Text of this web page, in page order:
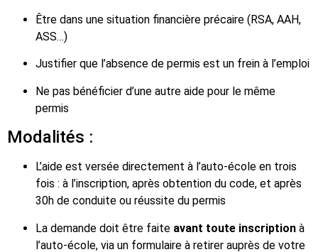
Être dans une situation financière précaire (RSA, AAH,
ASS…)
Justifier que l’absence de permis est un frein à l’emploi
Ne pas bénéficier d’une autre aide pour le même
permis
Modalités :
L’aide est versée directement à l’auto-école en trois
fois : à l’inscription, après obtention du code, et après
30h de conduite ou réussite du permis
La demande doit être faite avant toute inscription à
l’auto-école, via un formulaire à retirer auprès de votre